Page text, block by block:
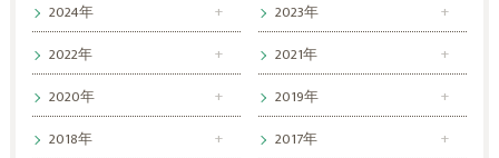
2024年
2023年
2022年
2021年
2020年
2019年
2018年
2017年